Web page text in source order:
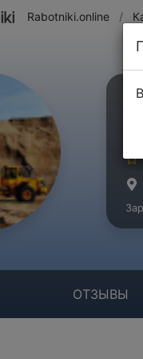
Rabotniki.online /
ОТЗЫВЫ